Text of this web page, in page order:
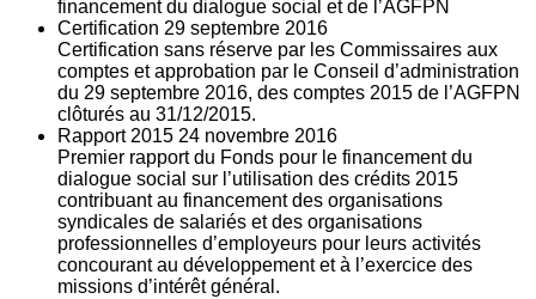
financement du dialogue social et de l’AGFPN
Certification 29 septembre 2016
Certification sans réserve par les Commissaires aux
comptes et approbation par le Conseil d’administration
du 29 septembre 2016, des comptes 2015 de l’AGFPN
clôturés au 31/12/2015.
Rapport 2015 24 novembre 2016
Premier rapport du Fonds pour le financement du
dialogue social sur l’utilisation des crédits 2015
contribuant au financement des organisations
syndicales de salariés et des organisations
professionnelles d’employeurs pour leurs activités
concourant au développement et à l’exercice des
missions d’intérêt général.